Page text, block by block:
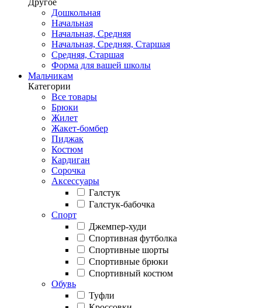
Другое
Дошкольная
Начальная
Начальная, Средняя
Начальная, Средняя, Старшая
Средняя, Старшая
Форма для вашей школы
Мальчикам
Категории
Все товары
Брюки
Жилет
Жакет-бомбер
Пиджак
Костюм
Кардиган
Сорочка
Аксессуары
Галстук
Галстук-бабочка
Спорт
Джемпер-худи
Спортивная футболка
Спортивные шорты
Спортивные брюки
Спортивный костюм
Обувь
Туфли